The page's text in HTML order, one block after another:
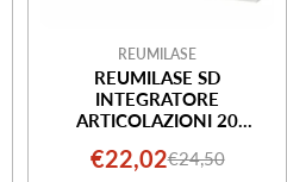
REUMILASE
REUMILASE SD
INTEGRATORE
ARTICOLAZIONI 20
Prezzo
€22,02Prezzo
€24,50